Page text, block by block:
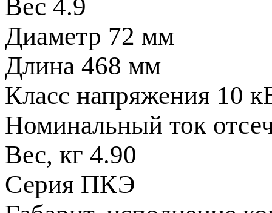
Вес 4.9
Диаметр 72 мм
Длина 468 мм
Класс напряжения 10
Номинальный ток
Вес, кг 4.90
Серия ПКЭ